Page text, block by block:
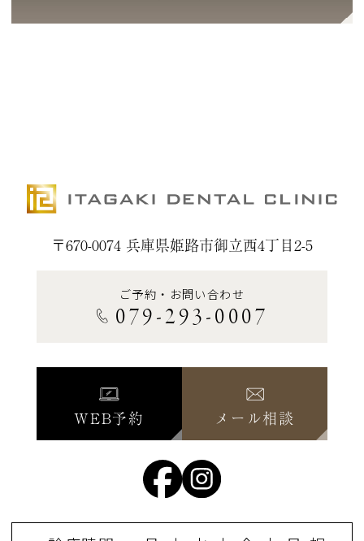
〒670-0074 兵庫県姫路市御立西4丁目2-5
ご予約・お問い合わせ
079-293-0007
WEB予約 メール相談